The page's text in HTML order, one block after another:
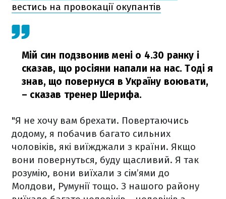
вестись на провокації окупантів
Мій син подзвонив мені о 4.30 ранку і
сказав, що росіяни напали на нас. Тоді я
знав, що повернуся в Україну воювати,
– сказав тренер Шерифа.
"Я не хочу вам брехати. Повертаючись
додому, я побачив багато сильних
чоловіків, які виїжджали з країни. Якщо
вони повернуться, буду щасливий. Я так
розумію, вони виїхали з сім’ями до
Молдови, Румунії тощо. З нашого району